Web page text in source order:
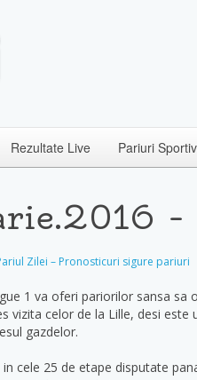
Rezultate Live Pariuri
–
Zilei – Pronosticuri sigure pariuri
1 va oferi pariorilor sansa
vizita celor de la Lille, desi
gazdelor.
cele 25 de etape disputate